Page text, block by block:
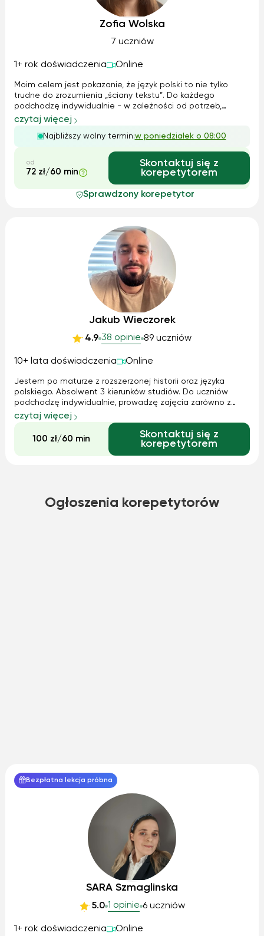
Zofia Wolska
7 uczniów
1+ rok doświadczenia Online
Moim celem jest pokazanie, że język polski to nie tylko
trudne do zrozumienia „ściany tekstu”. Do każdego
podchodzę indywidualnie - w zależności od potrzeb,
słabych i mocnych stron. W nauce stawiam przede
wszystkim na praktykę, ale nie rezygnuję całkowicie z
wykładów objaśniających temat. Jeśli ja...
czytaj więcej
Najbliższy wolny termin:w poniedziałek o 08:00
od
72 zł/60 min
Skontaktuj się z
korepetytorem
Sprawdzony korepetytor
Jakub Wieczorek
4.9 38 opinie 89 uczniów
10+ lata doświadczenia Online
Jestem po maturze z rozszerzonej historii oraz języka
polskiego. Absolwent 3 kierunków studiów. Do uczniów
podchodzę indywidualnie, prowadzę zajęcia zarówno z
dziećmi młodszymi jak i tymi starszymi a także z osobami
dorosłymi. Praca stała się moją pasją i cieszę się, że mogę
ją realizować w taki sp...
czytaj więcej
100 zł/60 min
Skontaktuj się z
korepetytorem
Ogłoszenia korepetytorów
Bezpłatna lekcja próbna
SARA Szmaglinska
5.0 1 opinie 6 uczniów
1+ rok doświadczenia Online